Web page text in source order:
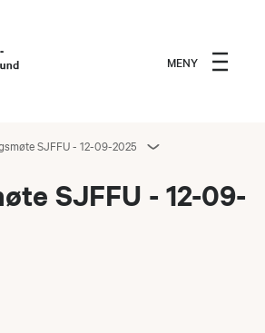
MENY
SJFFU - 12-09-2025
SJFFU - 12-09-